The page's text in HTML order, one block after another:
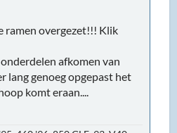
ramen overgezet!!! Klik
afkomen van
lang genoeg opgepast het
komt eraan....